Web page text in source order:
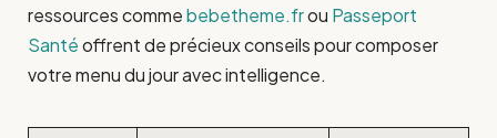
ressources commebebetheme.frou Passeport
Santéoffrent de précieux conseils pour composer
votre menu du jour avec intelligence.